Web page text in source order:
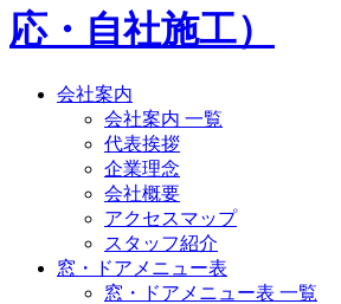
会社案内
会社案内 一覧
代表挨拶
企業理念
会社概要
アクセスマップ
スタッフ紹介
窓・ドアメニュー表
窓・ドアメニュー表 一覧